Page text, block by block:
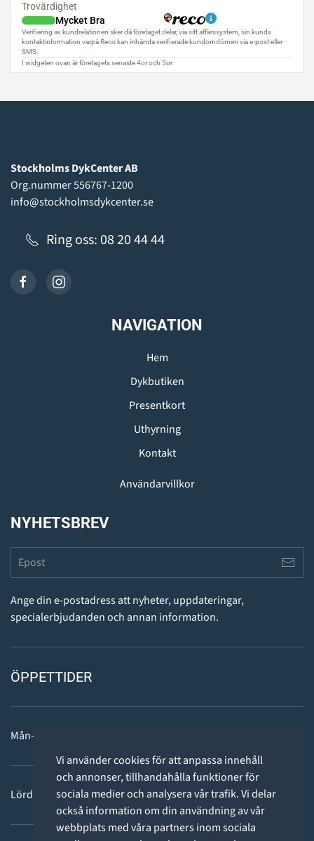
Vi använder cookies för att anpassa innehåll
och annonser, tillhandahålla funktioner för
sociala medier och analysera vår trafik. Vi delar
också information om din användning av vår
webbplats med våra partners inom sociala
Stockholms DykCenter AB
Org.nummer 556767-1200
info@stockholmsdykcenter.se
Ring oss: 08 20 44 44
NAVIGATION
Hem
Dykbutiken
Presentkort
Uthyrning
Kontakt
Användarvillkor
NYHETSBREV
Ange din e-postadress att nyheter, uppdateringar,
specialerbjudanden och annan information.
ÖPPETTIDER
Mån-fre: 11 - 18
Lördag: 11-15